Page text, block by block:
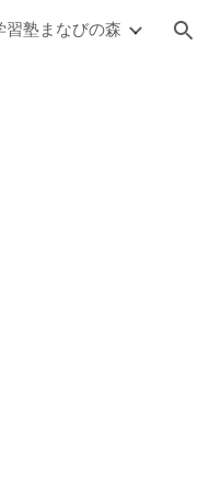
習塾まなびの森